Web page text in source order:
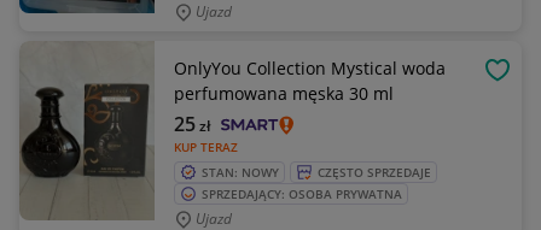
Ujazd
OnlyYou Collection Mystical woda
perfumowana męska 30 ml
KUP TERAZ
25zł
STAN: NOWY
CZĘSTO SPRZEDAJE
SPRZEDAJĄCY: OSOBA PRYWATNA
Ujazd